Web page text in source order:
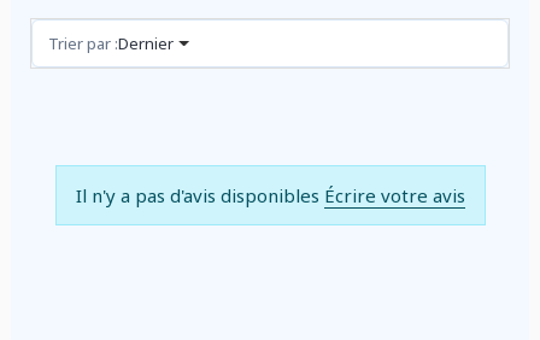
Avis (0)
Trier par :Dernier
Il n'y a pas d'avis disponibles Écrire votre avis